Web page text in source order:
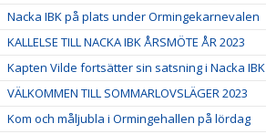
Nacka IBK på plats under Ormingekarnevalen
KALLELSE TILL NACKA IBK ÅRSMÖTE ÅR 2023
Kapten Vilde fortsätter sin satsning i Nacka IBK
VÄLKOMMEN TILL SOMMARLOVSLÄGER 2023
Kom och måljubla i Ormingehallen på lördag